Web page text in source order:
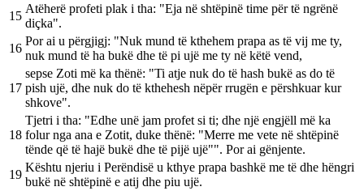
15
Atëherë profeti plak i tha: "Eja në shtëpinë time për të ngrënë
diçka".
16
Por ai u përgjigj: "Nuk mund të kthehem prapa as të vij me ty,
nuk mund të ha bukë dhe të pi ujë me ty në këtë vend,
17
sepse Zoti më ka thënë: "Ti atje nuk do të hash bukë as do të
pish ujë, dhe nuk do të kthehesh nëpër rrugën e përshkuar kur
shkove".
18
Tjetri i tha: "Edhe unë jam profet si ti; dhe një engjëll më ka
folur nga ana e Zotit, duke thënë: "Merre me vete në shtëpinë
tënde që të hajë bukë dhe të pijë ujë"". Por ai gënjente.
19
Kështu njeriu i Perëndisë u kthye prapa bashkë me të dhe hëngri
bukë në shtëpinë e atij dhe piu ujë.